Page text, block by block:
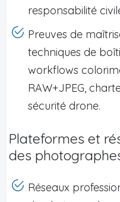
responsabilité
Preuves de
techniques de
workflows
RAW+JPEG,
sécurité drone.
Plateformes et
des
Réseaux